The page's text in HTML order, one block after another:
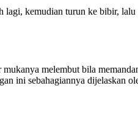
lagi, kemudian turun ke bibir,
melembut bila
ini sebahagiannya dijelaskan